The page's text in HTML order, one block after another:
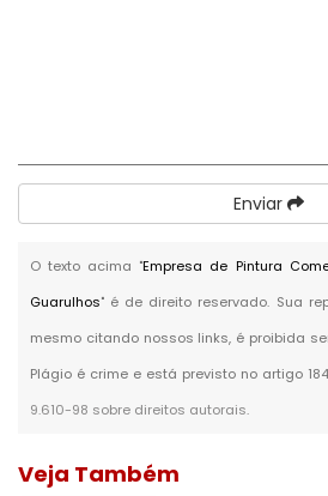
Enviar
O texto acima "Empresa de Pintura
Guarulhos" é de direito reservado. Sua
mesmo citando nossos links, é proibida
Plágio é crime e está previsto no artigo
9.610-98 sobre direitos autorais.
Veja Também